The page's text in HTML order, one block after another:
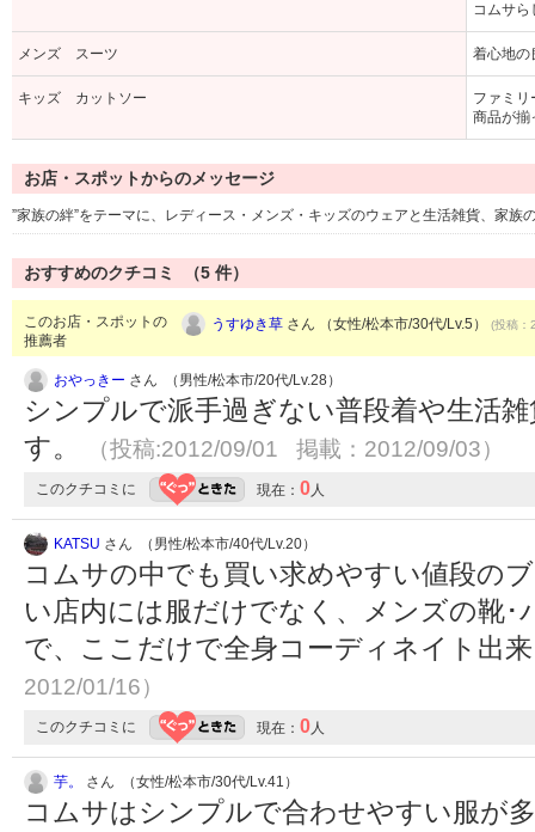
コムサら
メンズ スーツ 着心地の
キッズ カットソー
ファミリ
商品が揃
お店・スポットからのメッセージ
”家族の絆”をテーマに、レディース・メンズ・キッズのウェアと生活雑貨、家族
おすすめのクチコミ （5 件）
このお店・スポットの
推薦者
うすゆき草 さん （女性/松本市/30代/Lv.5） (投稿
おやっきー さん （男性/松本市/20代/Lv.28）
シンプルで派手過ぎない普段着や生活
す。
（投稿:2012/09/01 掲載：2012/09/03）
このクチコミに 現在： 0人
KATSU さん （男性/松本市/40代/Lv.20）
コムサの中でも買い求めやすい値段の
い店内には服だけでなく、メンズの靴･
で、ここだけで全身コーディネイト出
2012/01/16）
このクチコミに 現在： 0人
芋。 さん （女性/松本市/30代/Lv.41）
コムサはシンプルで合わせやすい服が